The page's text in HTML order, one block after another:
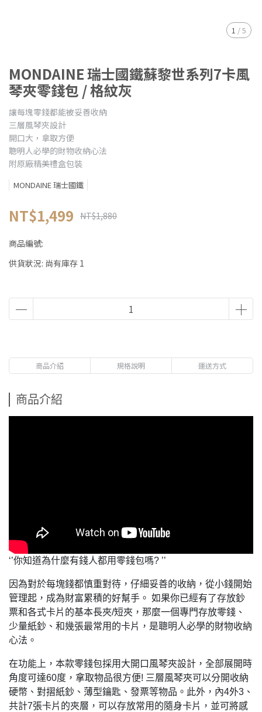
1 /5
MONDAINE 瑞士國鐵蘇黎世系列7卡風
琴夾零錢包 / 格紋灰
讓每塊零錢都能被妥善收納
三層風琴夾設計
開口大，拿取方便
聰明人必學的財物收納心法
附原廠精美禮盒包裝
MONDAINE 瑞士國鐵
NT$1,499 NT$1,880
商品編號:
供貨狀況: 尚有庫存 1
商品介紹 規格說明 運送方式
商品介紹
‘’你知道為什麼有錢人都用零錢包嗎? ’’
因為對於每塊錢都慎重對待，仔細妥善的收納，從小錢開始
管理起，成為財富累積的好幫手。 如果你已經有了存放鈔
票和各式卡片的基本長夾/短夾，那麼一個專門存放零錢、
少量紙鈔、和幾張最常用的卡片，是聰明人必學的財物收納
心法。
在功能上，本款零錢包採用大開口風琴夾設計，全部展開時
角度可達60度，拿取物品很方便! 三層風琴夾可以分開收納
硬幣、對摺紙鈔、薄型鑰匙、發票等物品。此外，內4外3、
共計7張卡片的夾層，可以存放常用的隨身卡片，並可將感